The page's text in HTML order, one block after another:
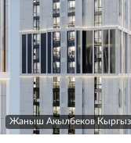
Жаныш Акылбеков